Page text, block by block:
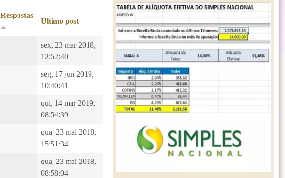
Respostas
Último post
sex, 23 mar 2018,
12:52:40
seg, 17 jun 2019,
10:40:41
qui, 14 mar 2019,
08:54:39
qua, 23 mai 2018,
15:51:34
qua, 23 mai 2018,
08:58:04